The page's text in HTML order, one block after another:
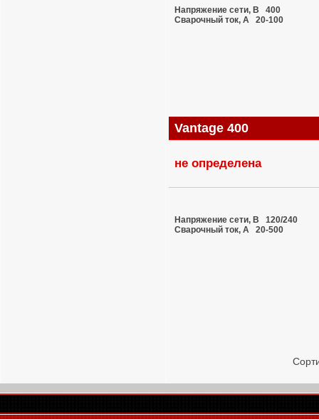
Напряжение сети, В 400
Сварочный ток, A 20-100
Vantage 400
не определена
Напряжение сети, В 120/240
Сварочный ток, A 20-500